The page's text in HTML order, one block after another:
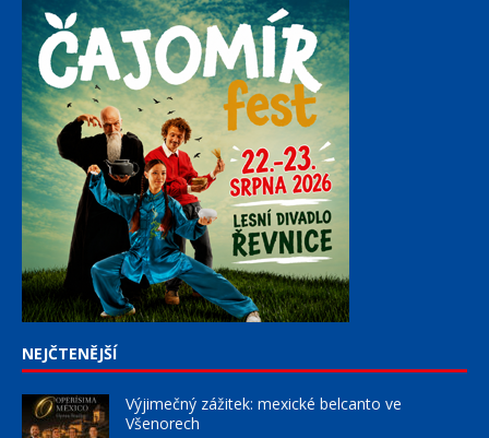
NEJČTENĚJŠÍ
Výjimečný zážitek: mexické belcanto ve
Všenorech